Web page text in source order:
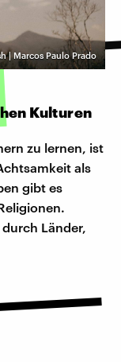
| Marcos Paulo Prado
Kulturen
zu lernen, ist
als
gibt es
Länder,